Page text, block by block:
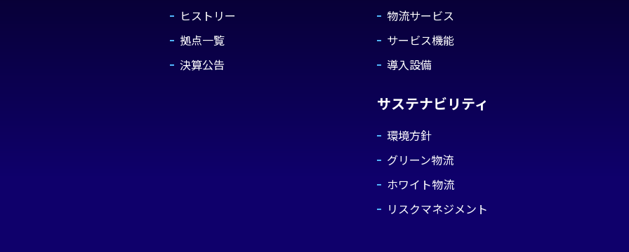
ヒストリー
拠点一覧
決算公告
物流サービス
サービス機能
導入設備
サステナビリティ
環境方針
グリーン物流
ホワイト物流
リスクマネジメント